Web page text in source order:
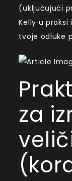
(uključujući
Kelly u
tvoje odluke
za